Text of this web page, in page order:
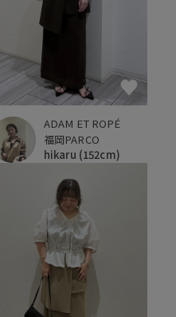
ADAM ET ROPÉ
福岡PARCO
hikaru (152cm)